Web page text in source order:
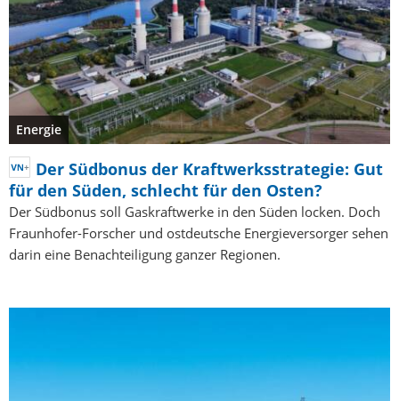
Energie
Der Südbonus der Kraftwerksstrategie: Gut
für den Süden, schlecht für den Osten?
Der Südbonus soll Gaskraftwerke in den Süden locken. Doch
Fraunhofer-Forscher und ostdeutsche Energieversorger sehen
darin eine Benachteiligung ganzer Regionen.